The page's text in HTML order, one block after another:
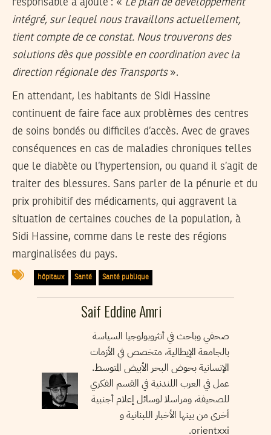
responsable a ajouté : « Le plan de développement
intégré, sur lequel nous travaillons actuellement,
tient compte de ce constat. Nous trouverons des
solutions dès que possible en coordination avec la
direction régionale des Transports».
En attendant, les habitants de Sidi Hassine
continuent de faire face aux problèmes des centres
de soins bondés ou difficiles d’accès. Avec de graves
conséquences en cas de maladies chroniques telles
que le diabète ou l’hypertension, ou quand il s’agit de
traiter des blessures. Sans parler de la pénurie et du
prix prohibitif des médicaments, qui aggravent la
situation de certaines couches de la population, à
Sidi Hassine, comme dans le reste des régions
marginalisées du pays.
hôpitaux Santé Santé publique
Saif Eddine Amri
صحفي وباحث في أنثروبولوجيا السياسة
بالجامعة الإيطالية، متخصص في الأزمات
الإنسانية بحوض البحر الأبيض المتوسط.
عمل في العرب اللندنية في القسم الفكري
للصحيفة، ومراسلا لوسائل إعلام أجنبية
أخرى من بينها الأخبار اللبنانية و
orientxxi.